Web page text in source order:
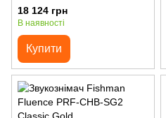
MH7-SR2 Fluence Modern
Humbucker Stainless
18 124 грн
В наявності
Купити